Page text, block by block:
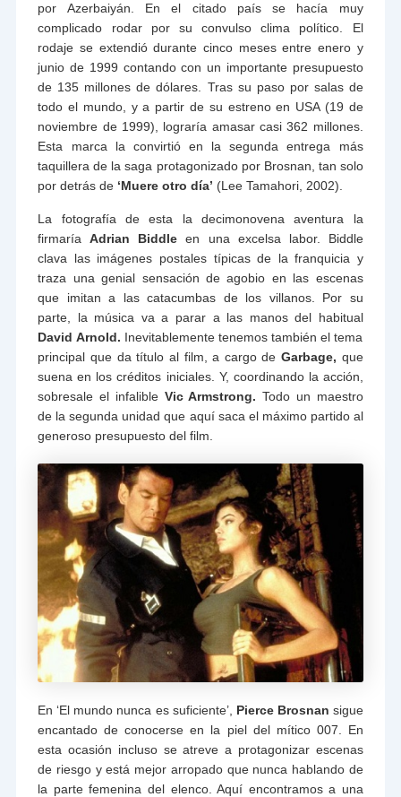
por Azerbaiyán. En el citado país se hacía muy
complicado rodar por su convulso clima político. El
rodaje se extendió durante cinco meses entre enero y
junio de 1999 contando con un importante presupuesto
de 135 millones de dólares. Tras su paso por salas de
todo el mundo, y a partir de su estreno en USA (19 de
noviembre de 1999), lograría amasar casi 362 millones.
Esta marca la convirtió en la segunda entrega más
taquillera de la saga protagonizado por Brosnan, tan solo
por detrás de ‘Muere otro día’ (Lee Tamahori, 2002).
La fotografía de esta la decimonovena aventura la
firmaríaAdrian Biddle en una excelsa labor. Biddle
clava las imágenes postales típicas de la franquicia y
traza una genial sensación de agobio en las escenas
que imitan a las catacumbas de los villanos. Por su
parte, la música va a parar a las manos del habitual
David Arnold. Inevitablemente tenemos también el tema
principal que da título al film, a cargo de Garbage, que
suena en los créditos iniciales. Y, coordinando la acción,
sobresale el infalible Vic Armstrong. Todo un maestro
de la segunda unidad que aquí saca el máximo partido al
generoso presupuesto del film.
En ‘El mundo nunca es suficiente’, Pierce Brosnan sigue
encantado de conocerse en la piel del mítico 007. En
esta ocasión incluso se atreve a protagonizar escenas
de riesgo y está mejor arropado que nunca hablando de
la parte femenina del elenco. Aquí encontramos a una